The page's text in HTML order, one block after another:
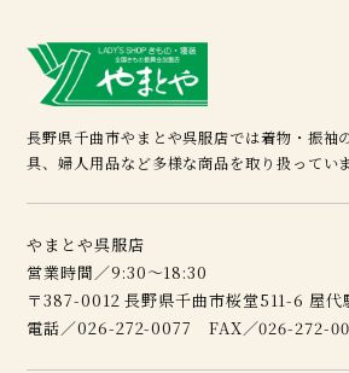
長野県千曲市やまとや呉服店では着物・振袖
具、婦人用品など多様な商品を取り扱ってい
やまとや呉服店
営業時間／9:30～18:30
〒387-0012 長野県千曲市桜堂511-6 屋代
電話／026-272-0077 FAX／026-272-